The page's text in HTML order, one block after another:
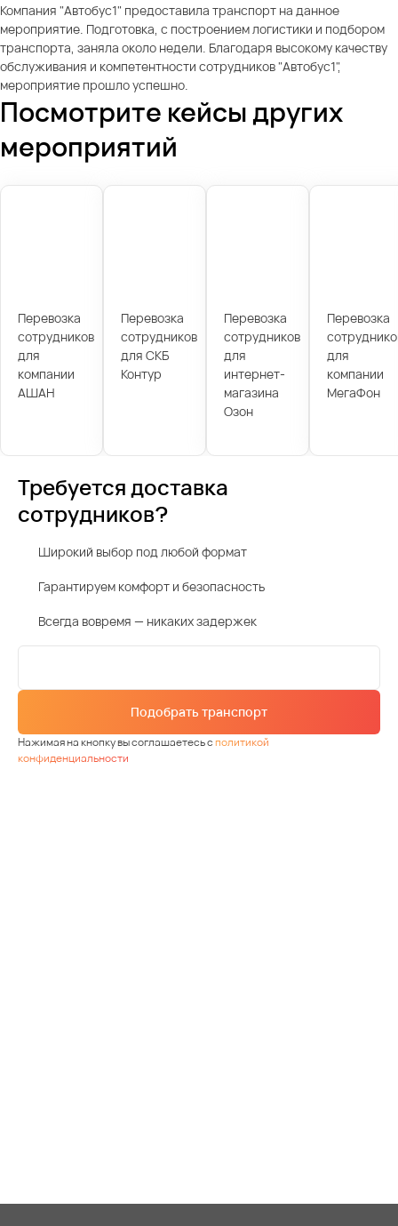
Компания "Автобус1" предоставила транспорт на данное
мероприятие. Подготовка, с построением логистики и подбором
транспорта, заняла около недели. Благодаря высокому качеству
обслуживания и компетентности сотрудников "Автобус1",
мероприятие прошло успешно.
Посмотрите кейсы других
мероприятий
Перевозка
сотрудников
для
компании
АШАН
Перевозка
сотрудников
для СКБ
Контур
Перевозка
сотрудников
для
интернет-
магазина
Озон
Перевозка
для
компании
МегаФон
Требуется доставка
сотрудников?
Широкий выбор под любой формат
Гарантируем комфорт и безопасность
Всегда вовремя — никаких задержек
Подобрать транспорт
Нажимая на кнопку вы соглашаетесь сполитикой
конфиденциальности